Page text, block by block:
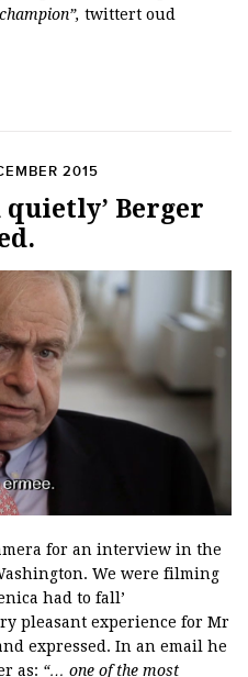
twittert oud
2015
quietly’ Berger
for an interview in the
We were filming
had to fall’
pleasant experience for Mr
expressed. In an email he
as: “… one of the most